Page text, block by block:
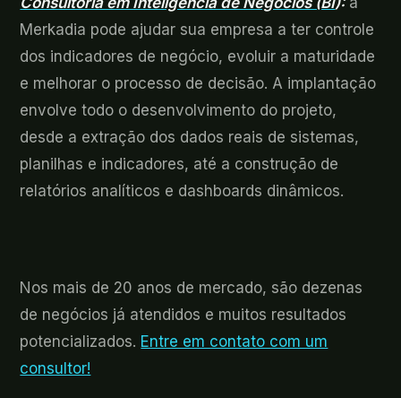
Merkadia pode ajudar sua empresa a ter controle
dos indicadores de negócio, evoluir a maturidade
e melhorar o processo de decisão. A implantação
envolve todo o desenvolvimento do projeto,
desde a extração dos dados reais de sistemas,
planilhas e indicadores, até a construção de
relatórios analíticos e dashboards dinâmicos.
Nos mais de 20 anos de mercado, são dezenas
de negócios já atendidos e muitos resultados
potencializados. Entre em contato com um
consultor!